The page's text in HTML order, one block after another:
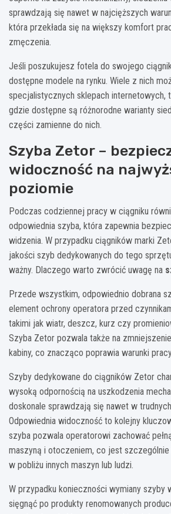
sprawdzają się nawet w najcięższych
która przekłada się na większy komfort
zmęczenia.
Jeśli poszukujesz fotela do swojego
dostępne modele na rynku. Wiele z nich
specjalistycznych sklepach internetowych,
gdzie dostępne są różnorodne warianty
części zamienne do nich.
Szyba Zetor –
widoczność na
poziomie
Podczas codziennej pracy w ciągniku
odpowiednia szyba, która zapewnia
widzenia. W przypadku ciągników marki
jakości szyb dedykowanych do tego
ważny. Dlaczego warto zwrócić uwagę na
Przede wszystkim, odpowiednio dobrana
element ochrony operatora przed
takimi jak wiatr, deszcz, kurz czy
Szyba Zetor pozwala także na
kabiny, co znacząco poprawia warunki
Szyby dedykowane do ciągników Zetor
wysoką odpornością na uszkodzenia
doskonale sprawdzają się nawet w
Odpowiednia widoczność to kolejny
szyba pozwala operatorowi zachować
maszyną i otoczeniem, co jest
w pobliżu innych maszyn lub ludzi.
W przypadku konieczności wymiany szyby
sięgnąć po produkty renomowanych